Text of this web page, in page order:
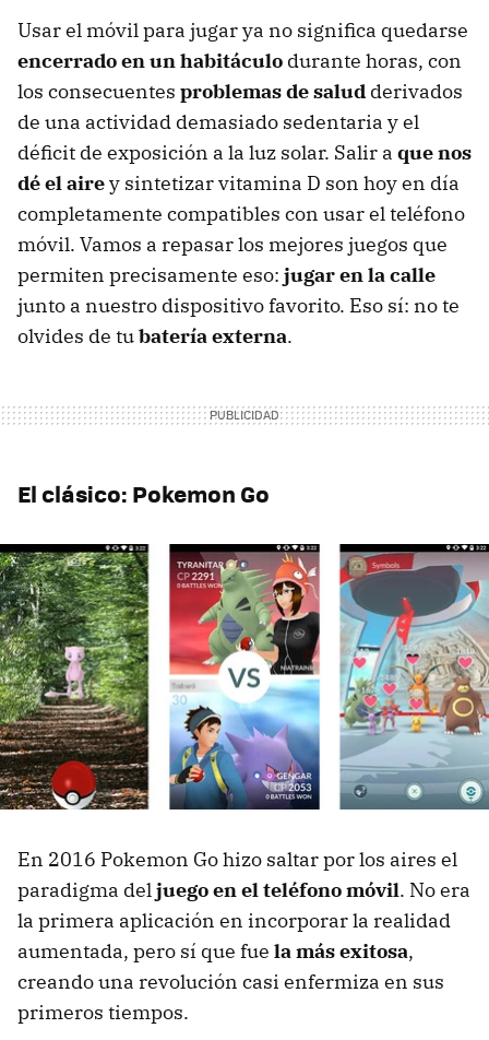
Usar el móvil para jugar ya no significa quedarse
encerrado en un habitáculo durante horas, con
los consecuentes problemas de salud derivados
de una actividad demasiado sedentaria y el
déficit de exposición a la luz solar. Salir a que nos
dé el airey sintetizar vitamina D son hoy en día
completamente compatibles con usar el teléfono
móvil. Vamos a repasar los mejores juegos que
permiten precisamente eso: jugar en la calle
junto a nuestro dispositivo favorito. Eso sí: no te
olvides de tubatería externa.
El clásico: Pokemon Go
En 2016 Pokemon Go hizo saltar por los aires el
paradigma deljuego en el teléfono móvil. No era
la primera aplicación en incorporar la realidad
aumentada, pero sí que fue la más exitosa,
creando una revolución casi enfermiza en sus
primeros tiempos.